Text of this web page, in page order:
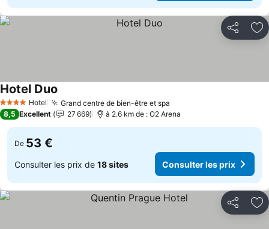
Partager
4 Étoiles Hotel Grand centre de bien-être et spa
Hotel Duo
8,5 Excellent 27 669 à 2.6 km de : O2 Arena
De 53 €
Consulter les prix de 18 sites Consulter les prix
Partager